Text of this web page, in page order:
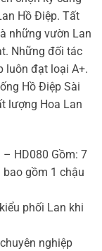
Hồ Điệp. Tất
những vườn Lan
Những đối tác
luôn đạt loại A+.
Hồ Điệp Sài
lượng Hoa Lan
– HD080 Gồm: 7
gồm 1 chậu
phối Lan khi
nghiệp